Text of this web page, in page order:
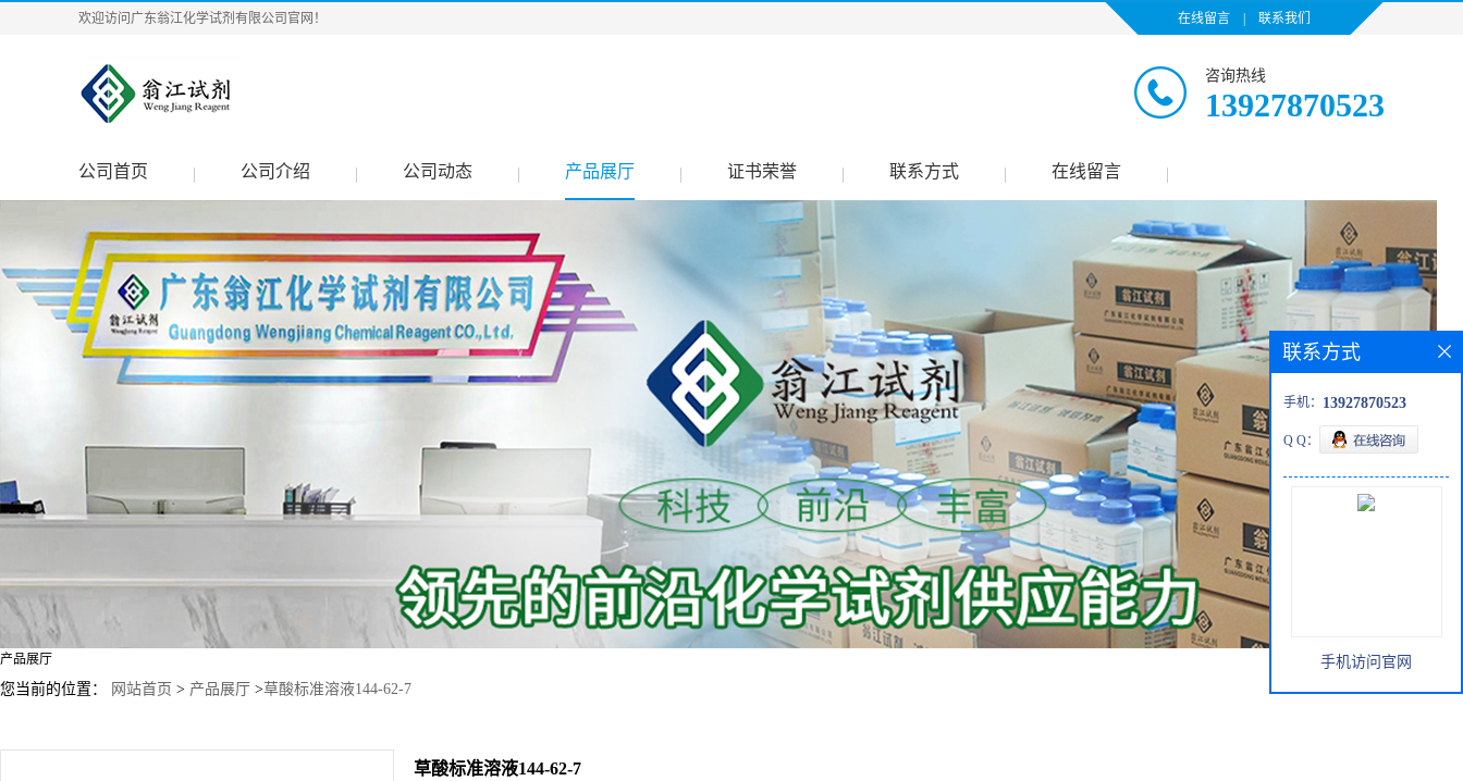
欢迎访问广东翁江化学试剂有限公司官网！ 在线留言 联系我们
咨询热线
13927870523
公司首页 公司介绍 公司动态 产品展厅 证书荣誉 联系方式 在线留言
产品展厅
您当前的位置： 网站首页 > 产品展厅 >草酸标准溶液144-62-7
草酸标准溶液144-62-7
联系方式
手机： 13927870523
Q Q：
手机访问官网